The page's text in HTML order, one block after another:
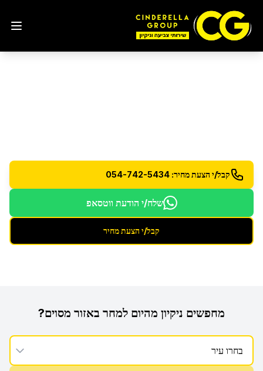
קבל/י הצעת מחיר: 054-742-5434
שלח/י הודעת ווטסאפ
קבל/י הצעת מחיר
מחפשים ניקיון מהיום למחר באזור מסוים?